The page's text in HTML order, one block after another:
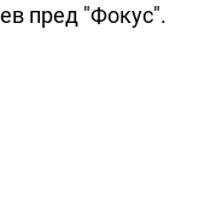
пред "Фокус".